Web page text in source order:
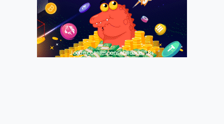
Jogue com responsabilidade. 18+